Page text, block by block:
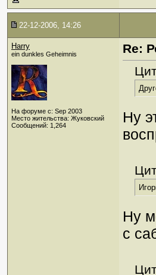
22-12-2006, 14:26
Harry
ein dunkles Geheimnis
На форуме с: Sep 2003
Место жительства: Жуковский
Сообщений: 1,264
Re:
Ну
Ну
с